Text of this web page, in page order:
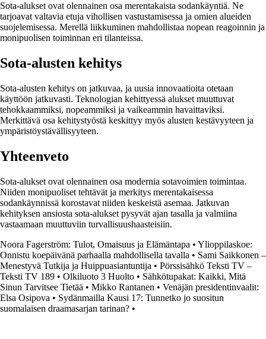
Sota-alukset ovat olennainen osa merentakaista sodankäyntiä. Ne
tarjoavat valtavia etuja vihollisen vastustamisessa ja omien alueiden
suojelemisessa. Merellä liikkuminen mahdollistaa nopean reagoinnin ja
monipuolisen toiminnan eri tilanteissa.
Sota-alusten kehitys
Sota-alusten kehitys on jatkuvaa, ja uusia innovaatioita otetaan
käyttöön jatkuvasti. Teknologian kehittyessä alukset muuttuvat
tehokkaammiksi, nopeammiksi ja vaikeammin havaittaviksi.
Merkittävä osa kehitystyöstä keskittyy myös alusten kestävyyteen ja
ympäristöystävällisyyteen.
Yhteenveto
Sota-alukset ovat olennainen osa modernia sotavoimien toimintaa.
Niiden monipuoliset tehtävät ja merkitys merentakaisessa
sodankäynnissä korostavat niiden keskeistä asemaa. Jatkuvan
kehityksen ansiosta sota-alukset pysyvät ajan tasalla ja valmiina
vastaamaan muuttuviin turvallisuushaasteisiin.
Noora Fagerström: Tulot, Omaisuus ja Elämäntapa • Ylioppilaskoe:
Onnistu koepäivänä parhaalla mahdollisella tavalla • Sami Saikkonen –
Menestyvä Tutkija ja Huippuasiantuntija • Pörssisähkö Teksti TV –
Teksti TV 189 • Olkiluoto 3 Huolto • Sähkötupakat: Kaikki, Mitä
Sinun Tarvitsee Tietää • Mikko Rantanen • Venäjän presidentinvaalit:
Elsa Osipova • Sydänmailla Kausi 17: Tunnetko jo suositun
suomalaisen draamasarjan tarinan? •